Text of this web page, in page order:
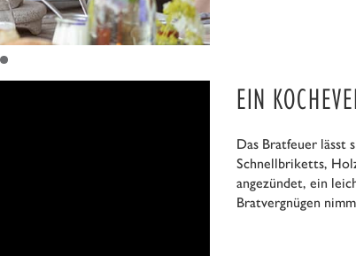
EIN
Das Bratfeuer lässt
Schnellbriketts,
angezündet, ein
Bratvergnügen